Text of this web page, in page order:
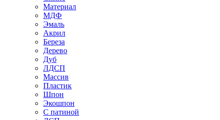
Материал
МДФ
Эмаль
Акрил
Береза
Дерево
Дуб
ЛДСП
Массив
Пластик
Шпон
Экошпон
С патиной